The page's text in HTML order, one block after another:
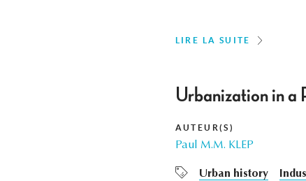
LIRE LA SUITE
Urbanization in
AUTEUR(S)
Paul M.M. KLEP
Urban history